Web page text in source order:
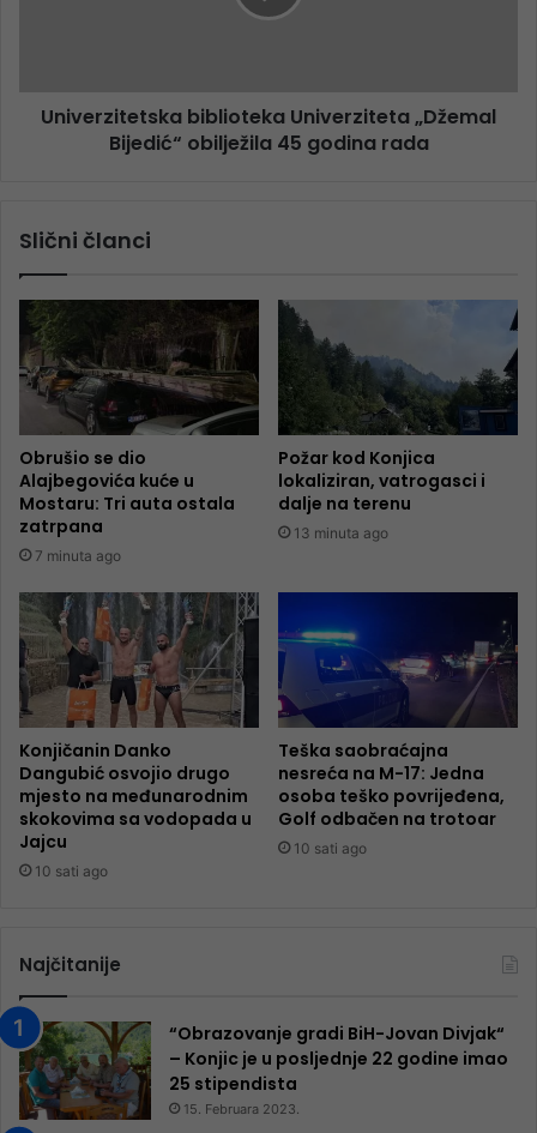
Univerzitetska biblioteka Univerziteta „Džemal
Bijedić“ obilježila 45 godina rada
Slični članci
Obrušio se dio
Alajbegovića kuće u
Mostaru: Tri auta ostala
zatrpana
7 minuta ago
Požar kod Konjica
lokaliziran, vatrogasci i
dalje na terenu
13 minuta ago
Konjičanin Danko
Dangubić osvojio drugo
mjesto na međunarodnim
skokovima sa vodopada u
Jajcu
10 sati ago
Teška saobraćajna
nesreća na M-17: Jedna
osoba teško povrijeđena,
Golf odbačen na trotoar
10 sati ago
Najčitanije
“Obrazovanje gradi BiH-Jovan Divjak“
– Konjic je u posljednje 22 godine imao
25 ​​stipendista
15. Februara 2023.